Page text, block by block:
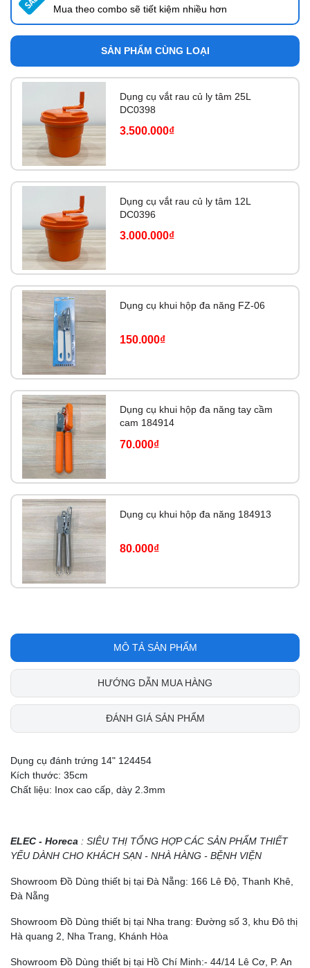
Mua theo combo sẽ tiết kiệm nhiều hơn
SẢN PHẨM CÙNG LOẠI
Dụng cụ vắt rau củ ly tâm 25L
DC0398
3.500.000₫
Dụng cụ vắt rau củ ly tâm 12L
DC0396
3.000.000₫
Dụng cụ khui hộp đa năng FZ-06
150.000₫
Dụng cụ khui hộp đa năng tay cầm
cam 184914
70.000₫
Dụng cụ khui hộp đa năng 184913
80.000₫
MÔ TẢ SẢN PHẨM
HƯỚNG DẪN MUA HÀNG
ĐÁNH GIÁ SẢN PHẨM
Dụng cụ đánh trứng 14" 124454
Kích thước: 35cm
Chất liệu: Inox cao cấp, dày 2.3mm
ELEC - Horeca : SIÊU THỊ TỔNG HỢP CÁC SẢN PHẨM THIẾT
YẾU DÀNH CHO KHÁCH SẠN - NHÀ HÀNG - BỆNH VIỆN
Showroom Đồ Dùng thiết bị tại Đà Nẵng: 166 Lê Độ, Thanh Khê,
Đà Nẵng
Showroom Đồ Dùng thiết bị tại Nha trang: Đường số 3, khu Đô thị
Hà quang 2, Nha Trang, Khánh Hòa
Showroom Đồ Dùng thiết bị tại Hồ Chí Minh:- 44/14 Lê Cơ, P. An